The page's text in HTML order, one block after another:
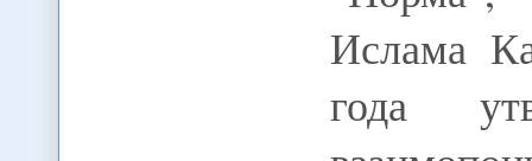
Ислама
года